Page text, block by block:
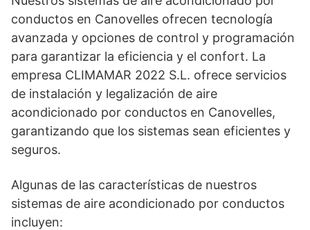
conductos en Canovelles ofrecen tecnología
avanzada y opciones de control y programación
para garantizar la eficiencia y el confort. La
empresa CLIMAMAR 2022 S.L. ofrece servicios
de instalación y legalización de aire
acondicionado por conductos en Canovelles,
garantizando que los sistemas sean eficientes y
seguros.
Algunas de las características de nuestros
sistemas de aire acondicionado por conductos
incluyen: